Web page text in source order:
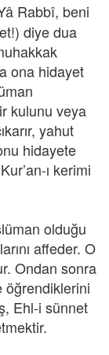
Rabbî, beni
diye dua
ona hidayet
kulunu veya
yahut
hidayete
ı kerimi
olduğu
affeder. O
Ondan sonra
öğrendiklerini
Ehl-i sünnet